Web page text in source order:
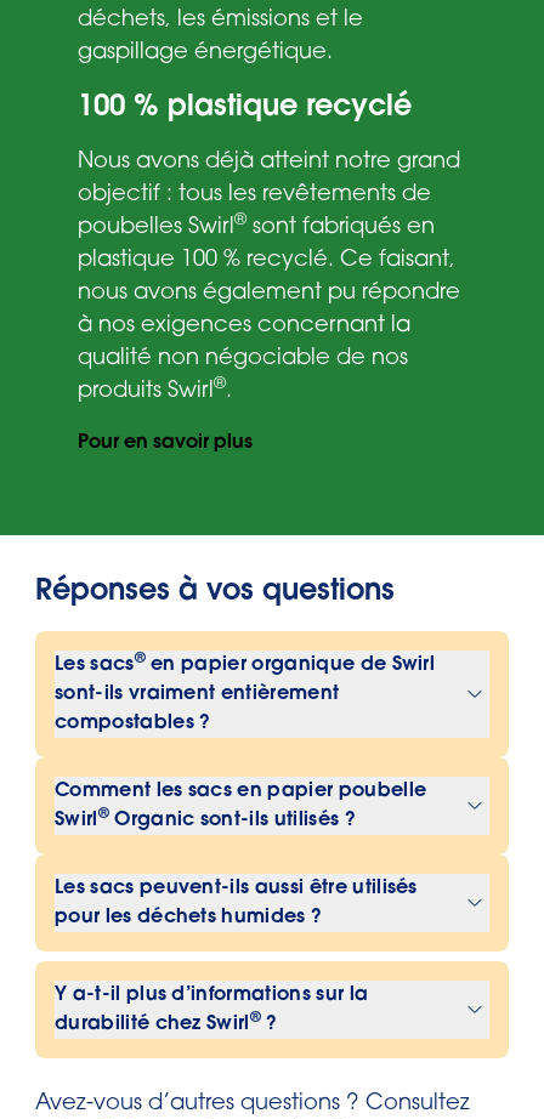
déchets, les émissions et le
gaspillage énergétique.
100 % plastique recyclé
Nous avons déjà atteint notre grand
objectif : tous les revêtements de
poubelles Swirl® sont fabriqués en
plastique 100 % recyclé. Ce faisant,
nous avons également pu répondre
à nos exigences concernant la
qualité non négociable de nos
produits Swirl®.
Pour en savoir plus
Réponses à vos questions
Les sacs®en papier organique de Swirl
sont-ils vraiment entièrement
compostables ?
Oui, les sacs en papier organique
Swirl®sont entièrement compostables
et peuvent être mis dans la poubelle à
déchets organiques.
Comment les sacs en papier poubelle
Swirl ®Organic sont-ils utilisés ?
Les sacs peuvent être placés
directement dans la poubelle à
déchets organiques. Il suffit de
collecter les déchets organiques puis
de les vider dans la poubelle avec leur
contenu
Les sacs peuvent-ils aussi être utilisés
pour les déchets humides ?
Oui, les sacs en papier organiques
Swirl®
conviennent à tous les types de
déchets organiques, y compris les
résidus humides.
Y a-t-il plus d’informations sur la
durabilité chez Swirl ® ?
de durabilité de ®Swirl et la manière
Avez-vous d’autres questions ? Consultez